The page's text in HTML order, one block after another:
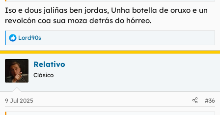
Iso e dous jaliñas ben jordas, Unha botella de oruxo e un
revolcón coa sua moza detrás do hórreo.
R
e
a
c
i
e
s
Lord90s
Relativo
Clásico
9 Jul 2025 #36